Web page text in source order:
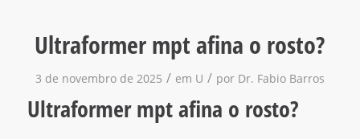
Ultraformer mpt afina o rosto?
3 de novembro de 2025 / em U / por Dr. Fabio Barros
Ultraformer mpt afina o rosto?